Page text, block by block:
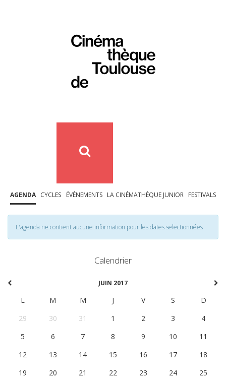
AGENDA CYCLES ÉVÉNEMENTS LA CINÉMATHÈQUE JUNIOR FESTIVALS
L'agenda ne contient aucune information pour les dates selectionnées
Calendrier
JUIN 2017
L M M J V S
D
29
30 31 1 2 3
4
5
6 7 8 9 10
11
12
13 14 15 16 17
18
19
20 21 22 23 24
25